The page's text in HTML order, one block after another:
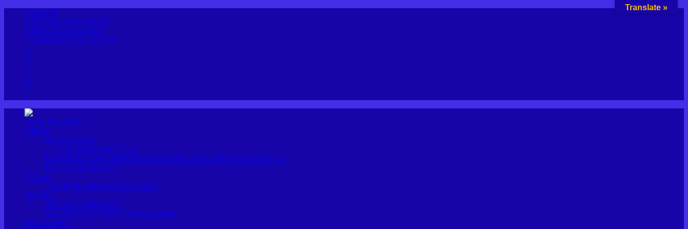
TEAM
WERBEANGEBOTE
PRIVACY POLICY
CONTACT US NOW!
SOLFM HOME
NEWS
NEWS-FEED
… DAS INSELWETTER
DAS NEUE WOCHENHOROSKOP AUF RADIO SOL FM FTV
BLOG-EINTRÄGE
TEAM
TEAM MEMBERS ARCHIVE
SHOWS
SHOW SCHEDULE
SHOW CATEGORY: MODERIERT
PODCASTS
Translate »